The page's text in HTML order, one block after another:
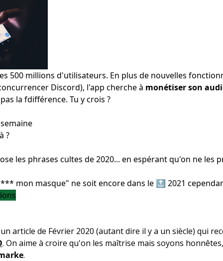
500 millions d'utilisateurs. En plus de nouvelles
Discord), l'app cherche à monétiser son
la fdifférence. Tu y crois ?
les phrases cultes de 2020... en espérant qu'on ne les
mon masque" ne soit encore dans le 🔝 2021
article de Février 2020 (autant dire il y a un siècle) qui
. On aime à croire qu'on les maîtrise mais soyons
.